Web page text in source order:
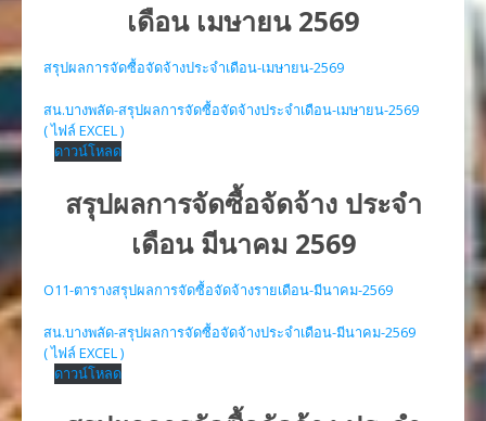
เดือน เมษายน 2569
สรุปผลการจัดซื้อจัดจ้างประจำเดือน-เมษายน-2569
สน.บางพลัด-สรุปผลการจัดซื้อจัดจ้างประจำเดือน-เมษายน-2569
( ไฟล์ EXCEL )
ดาวน์โหลด
สรุปผลการจัดซื้อจัดจ้าง ประจำ
เดือน มีนาคม 2569
O11-ตารางสรุปผลการจัดซื้อจัดจ้างรายเดือน-มีนาคม-2569
สน.บางพลัด-สรุปผลการจัดซื้อจัดจ้างประจำเดือน-มีนาคม-2569
( ไฟล์ EXCEL )
ดาวน์โหลด